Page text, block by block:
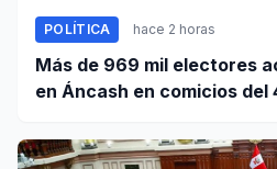
POLÍTICA hace 2 horas
Más de 969 mil electores
en Áncash en comicios del